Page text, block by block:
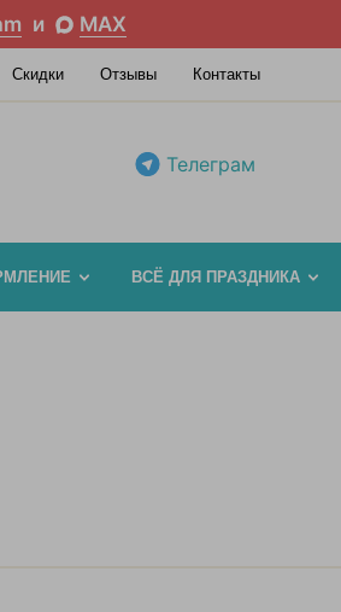
и MAX
Скидки Отзывы Контакты
Телеграм
ВСЁ ДЛЯ ПРАЗДНИКА